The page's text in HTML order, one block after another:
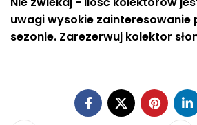
uwagi wysokie zainteresowanie
sezonie. Zarezerwuj kolektor